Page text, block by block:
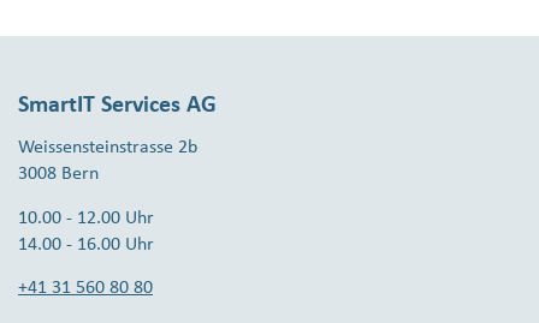
SmartIT Services AG
Weissensteinstrasse 2b
3008 Bern
10.00 - 12.00 Uhr
14.00 - 16.00 Uhr
+41 31 560 80 80